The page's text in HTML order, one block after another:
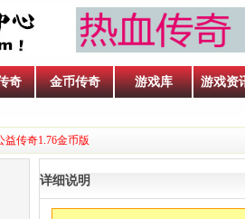
奇 金币传奇 游戏库 游戏资
益传奇1.76金币版
详细说明